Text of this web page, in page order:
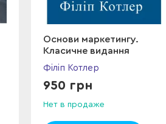
Основи маркетингу.
Класичне видання
Філіп Котлер
950 грн
Нет в продаже